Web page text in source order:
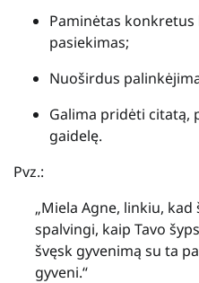
Paminėtas
pasiekimas;
Nuoširdus
Galima pridėti citatą,
gaidelę.
Pvz.:
„Miela Agne, linkiu,
spalvingi, kaip Tavo
švęsk gyvenimą su ta
gyveni.“